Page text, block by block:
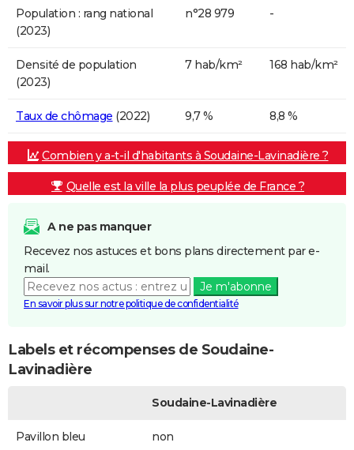
Population : rang national
(2023)
n°28 979 -
Densité de population
(2023)
7 hab/km² 168 hab/km²
Taux de chômage (2022) 9,7 % 8,8 %
Combien y a-t-il d'habitants à Soudaine-Lavinadière ?
Quelle est la ville la plus peuplée de France ?
A ne pas manquer
Recevez nos astuces et bons plans directement par e-
mail.
Je m'abonne
En savoir plus sur notre politique de confidentialité
Labels et récompenses de Soudaine-
Lavinadière
Soudaine-Lavinadière
Pavillon bleu non